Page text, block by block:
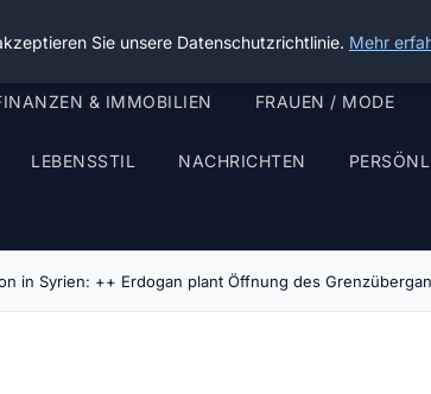
& IMMOBILIEN FRAUEN / MODE
LEBENSSTIL NACHRICHTEN
in Syrien: ++ Erdogan plant Öffnung des
Sie unsere Datenschutzrichtlinie. Mehr